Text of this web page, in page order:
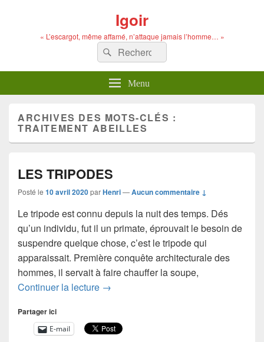
Igoir
« L’escargot, même affamé, n’attaque jamais l’homme… »
Recherche :
Rechercher
Menu
ARCHIVES DES MOTS-CLÉS :
TRAITEMENT ABEILLES
LES TRIPODES
Posté le 10 avril 2020parHenri—Aucun commentaire ↓
Le tripode est connu depuis la nuit des temps. Dés
qu’un individu, fut il un primate, éprouvait le besoin de
suspendre quelque chose, c’est le tripode qui
apparaissait. Première conquête architecturale des
hommes, il servait à faire chauffer la soupe,
Continuer la lecture LES TRIPODES
→
Partager ici
E-mail